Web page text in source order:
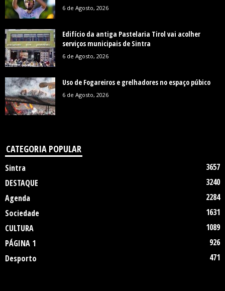
6 de Agosto, 2026
Edifício da antiga Pastelaria Tirol vai acolher
serviços municipais de Sintra
6 de Agosto, 2026
Uso de Fogareiros e grelhadores no espaço púbico
6 de Agosto, 2026
CATEGORIA POPULAR
Sintra
3657
DESTAQUE
3240
Agenda
2284
Sociedade
1631
CULTURA
1089
PÁGINA 1
926
Desporto
471